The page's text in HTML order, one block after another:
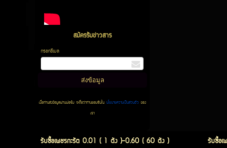
สมัครรับข่าวสาร
กรอกอีเมล
เมื่อท่านส่งข้อมูลผ่านฟอร์ม จะถือว่าท่านยอมรับในนโยบายความเป็นส่วนตัวของ
เรา
รับซื้อเพชรกะรัต 0.01 ( 1 ตัง )-0.60 ( 60 ตัง ) รับซื้อ